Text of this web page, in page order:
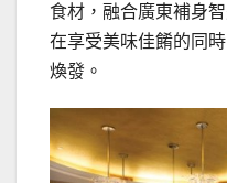
食材，融合廣東補身
在享受美味佳餚的同
煥發。